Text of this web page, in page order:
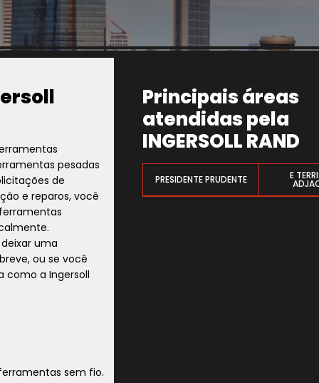
pesadas
de
e reparos, você
uma
ou se você
como a Ingersoll
sem fio.
Principais áreas
atendidas pela
INGERSOLL RAND
PRESIDENTE PRUDENTE E